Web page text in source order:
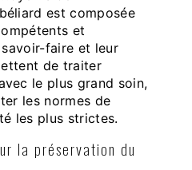
est composée
et
faire et leur
de traiter
le plus grand soin,
les normes de
les plus strictes.
la préservation du